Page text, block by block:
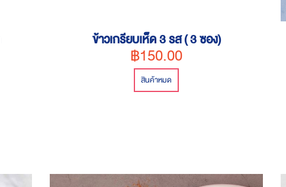
ข้าวเกรียบเห็ด 3 รส ( 3 ซอง)
฿150.00
สินค้าหมด